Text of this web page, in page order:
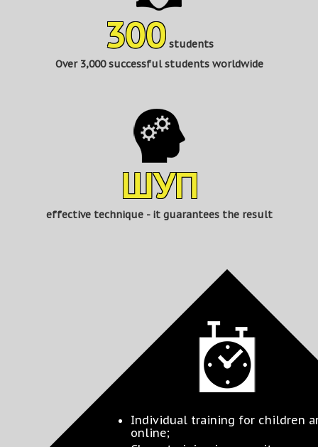
300 students
Over 3,000 successful students worldwide
ШУП
effective technique - it guarantees the result
Individual training for children
online;